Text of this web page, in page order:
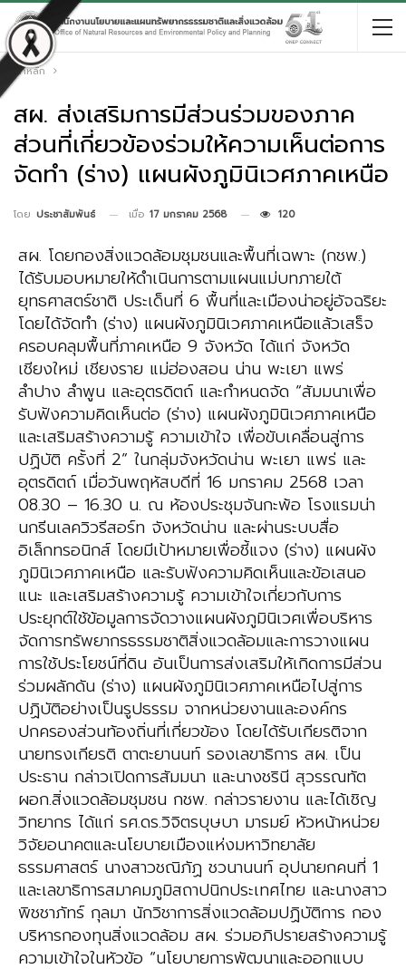
หน้าหลัก
สผ. ส่งเสริมการมีส่วนร่วมของภาค
ส่วนที่เกี่ยวข้องร่วมให้ความเห็นต่อการ
จัดทำ (ร่าง) แผนผังภูมินิเวศภาคเหนือ
โดย ประชาสัมพันธ์ เมื่อ 17 มกราคม 2568 120
สผ. โดยกองสิ่งแวดล้อมชุมชนและพื้นที่เฉพาะ (กชพ.)
ได้รับมอบหมายให้ดำเนินการตามแผนแม่บทภายใต้
ยุทธศาสตร์ชาติ ประเด็นที่ 6 พื้นที่และเมืองน่าอยู่อัจฉริยะ
โดยได้จัดทำ (ร่าง) แผนผังภูมินิเวศภาคเหนือแล้วเสร็จ
ครอบคลุมพื้นที่ภาคเหนือ 9 จังหวัด ได้แก่ จังหวัด
เชียงใหม่ เชียงราย แม่ฮ่องสอน น่าน พะเยา แพร่
ลำปาง ลำพูน และอุตรดิตถ์ และกำหนดจัด “สัมมนาเพื่อ
รับฟังความคิดเห็นต่อ (ร่าง) แผนผังภูมินิเวศภาคเหนือ
และเสริมสร้างความรู้ ความเข้าใจ เพื่อขับเคลื่อนสู่การ
ปฏิบัติ ครั้งที่ 2” ในกลุ่มจังหวัดน่าน พะเยา แพร่ และ
อุตรดิตถ์ เมื่อวันพฤหัสบดีที่ 16 มกราคม 2568 เวลา
08.30 – 16.30 น. ณ ห้องประชุมจันกะพ้อ โรงแรมน่า
นกรีนเลควิวรีสอร์ท จังหวัดน่าน และผ่านระบบสื่อ
อิเล็กทรอนิกส์ โดยมีเป้าหมายเพื่อชี้แจง (ร่าง) แผนผัง
ภูมินิเวศภาคเหนือ และรับฟังความคิดเห็นและข้อเสนอ
แนะ และเสริมสร้างความรู้ ความเข้าใจเกี่ยวกับการ
ประยุกต์ใช้ข้อมูลการจัดวางแผนผังภูมินิเวศเพื่อบริหาร
จัดการทรัพยากรธรรมชาติสิ่งแวดล้อมและการวางแผน
การใช้ประโยชน์ที่ดิน อันเป็นการส่งเสริมให้เกิดการมีส่วน
ร่วมผลักดัน (ร่าง) แผนผังภูมินิเวศภาคเหนือไปสู่การ
ปฏิบัติอย่างเป็นรูปธรรม จากหน่วยงานและองค์กร
ปกครองส่วนท้องถิ่นที่เกี่ยวข้อง โดยได้รับเกียรติจาก
นายทรงเกียรติ ตาตะยานนท์ รองเลขาธิการ สผ. เป็น
ประธาน กล่าวเปิดการสัมมนา และนางชรินี สุวรรณทัต
ผอก.สิ่งแวดล้อมชุมชน กชพ. กล่าวรายงาน และได้เชิญ
วิทยากร ได้แก่ รศ.ดร.วิจิตรบุษบา มารมย์ หัวหน้าหน่วย
วิจัยอนาคตและนโยบายเมืองแห่งมหาวิทยาลัย
ธรรมศาสตร์ นางสาวชณิภัฏ ชวนานนท์ อุปนายกคนที่ 1
และเลขาธิการสมาคมภูมิสถาปนิกประเทศไทย และนางสาว
พิชชาภัทร์ กุลมา นักวิชาการสิ่งแวดล้อมปฏิบัติการ กอง
บริหารกองทุนสิ่งแวดล้อม สผ. ร่วมอภิปรายสร้างความรู้
ความเข้าใจในหัวข้อ “นโยบายการพัฒนาและออกแบบ